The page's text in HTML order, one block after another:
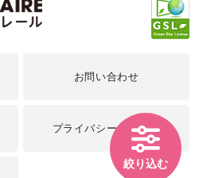
絞り込む
お問い合わせ
プライバシーポリシー